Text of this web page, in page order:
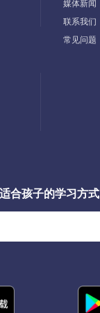
媒体新闻
联系我们
常见问题
合孩子的学习方式